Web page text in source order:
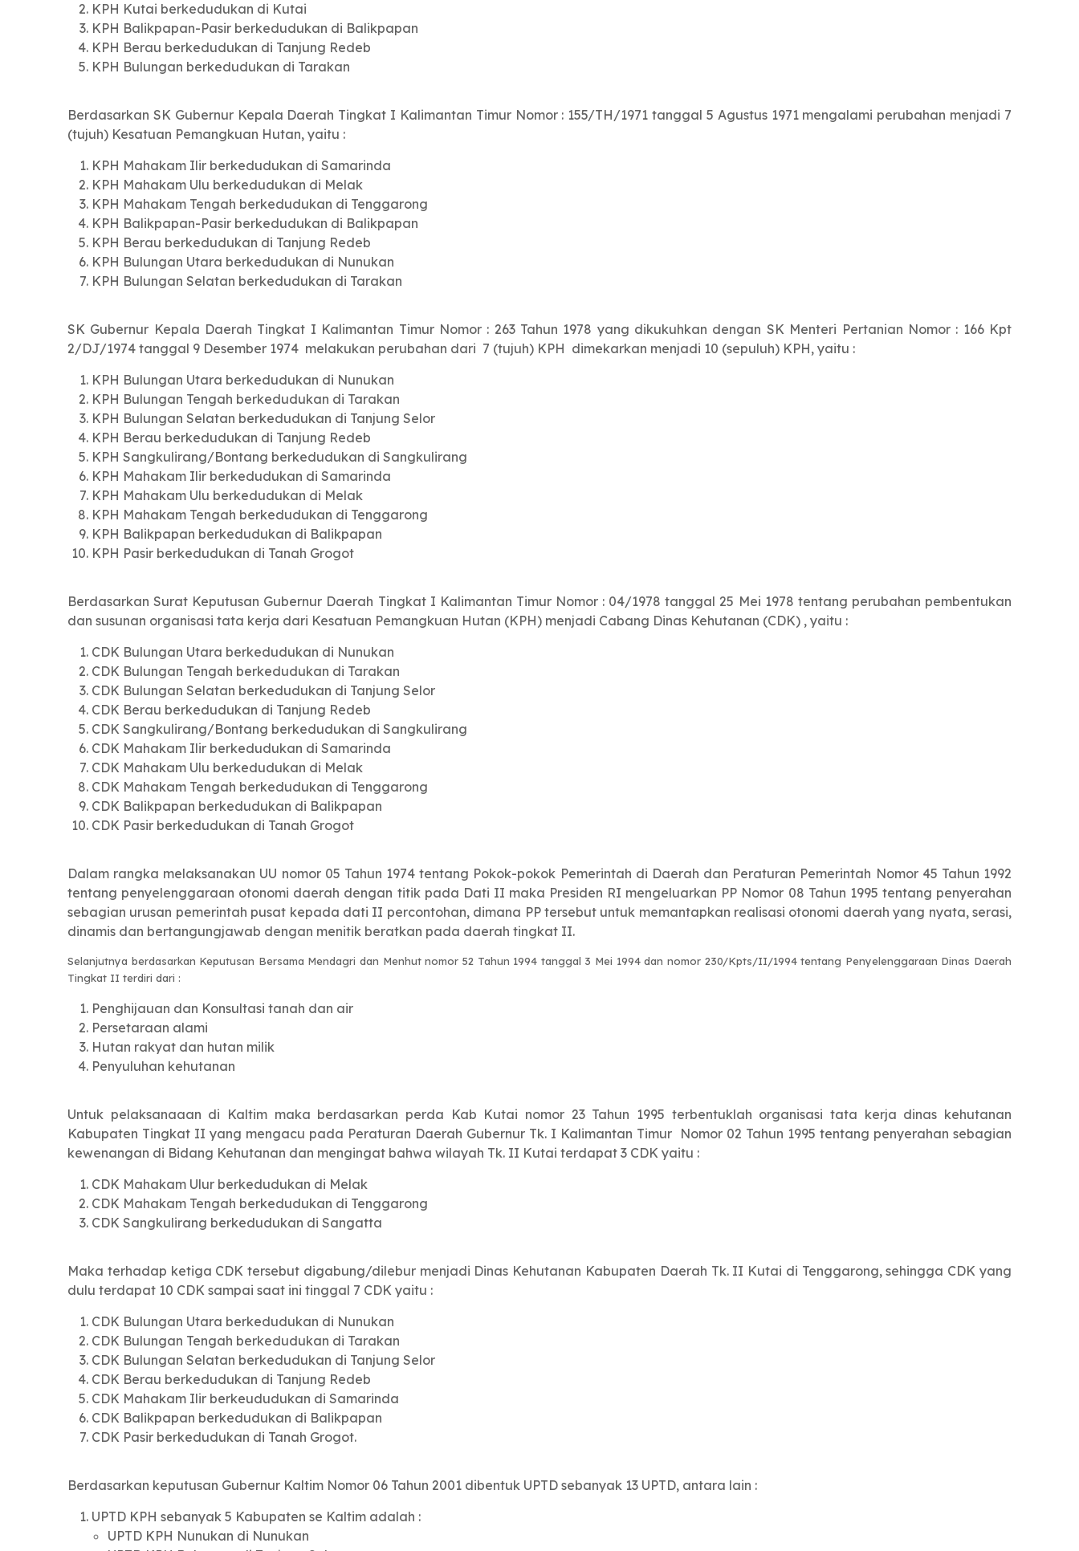
KPH Kutai berkedudukan di Kutai
KPH Balikpapan-Pasir berkedudukan di Balikpapan
KPH Berau berkedudukan di Tanjung Redeb
KPH Bulungan berkedudukan di Tarakan
Berdasarkan SK Gubernur Kepala Daerah Tingkat I Kalimantan Timur Nomor : 155/TH/1971 tanggal 5 Agustus 1971 mengalami perubahan menjadi 7
(tujuh) Kesatuan Pemangkuan Hutan, yaitu :
KPH Mahakam Ilir berkedudukan di Samarinda
KPH Mahakam Ulu berkedudukan di Melak
KPH Mahakam Tengah berkedudukan di Tenggarong
KPH Balikpapan-Pasir berkedudukan di Balikpapan
KPH Berau berkedudukan di Tanjung Redeb
KPH Bulungan Utara berkedudukan di Nunukan
KPH Bulungan Selatan berkedudukan di Tarakan
SK Gubernur Kepala Daerah Tingkat I Kalimantan Timur Nomor : 263 Tahun 1978 yang dikukuhkan dengan SK Menteri Pertanian Nomor : 166 Kpt
2/DJ/1974 tanggal 9 Desember 1974 melakukan perubahan dari 7 (tujuh) KPH dimekarkan menjadi 10 (sepuluh) KPH, yaitu :
KPH Bulungan Utara berkedudukan di Nunukan
KPH Bulungan Tengah berkedudukan di Tarakan
KPH Bulungan Selatan berkedudukan di Tanjung Selor
KPH Berau berkedudukan di Tanjung Redeb
KPH Sangkulirang/Bontang berkedudukan di Sangkulirang
KPH Mahakam Ilir berkedudukan di Samarinda
KPH Mahakam Ulu berkedudukan di Melak
KPH Mahakam Tengah berkedudukan di Tenggarong
KPH Balikpapan berkedudukan di Balikpapan
KPH Pasir berkedudukan di Tanah Grogot
Berdasarkan Surat Keputusan Gubernur Daerah Tingkat I Kalimantan Timur Nomor : 04/1978 tanggal 25 Mei 1978 tentang perubahan pembentukan
dan susunan organisasi tata kerja dari Kesatuan Pemangkuan Hutan (KPH) menjadi Cabang Dinas Kehutanan (CDK) , yaitu :
CDK Bulungan Utara berkedudukan di Nunukan
CDK Bulungan Tengah berkedudukan di Tarakan
CDK Bulungan Selatan berkedudukan di Tanjung Selor
CDK Berau berkedudukan di Tanjung Redeb
CDK Sangkulirang/Bontang berkedudukan di Sangkulirang
CDK Mahakam Ilir berkedudukan di Samarinda
CDK Mahakam Ulu berkedudukan di Melak
CDK Mahakam Tengah berkedudukan di Tenggarong
CDK Balikpapan berkedudukan di Balikpapan
CDK Pasir berkedudukan di Tanah Grogot
Dalam rangka melaksanakan UU nomor 05 Tahun 1974 tentang Pokok-pokok Pemerintah di Daerah dan Peraturan Pemerintah Nomor 45 Tahun 1992
tentang penyelenggaraan otonomi daerah dengan titik pada Dati II maka Presiden RI mengeluarkan PP Nomor 08 Tahun 1995 tentang penyerahan
sebagian urusan pemerintah pusat kepada dati II percontohan, dimana PP tersebut untuk memantapkan realisasi otonomi daerah yang nyata, serasi,
dinamis dan bertangungjawab dengan menitik beratkan pada daerah tingkat II.
Selanjutnya berdasarkan Keputusan Bersama Mendagri dan Menhut nomor 52 Tahun 1994 tanggal 3 Mei 1994 dan nomor 230/Kpts/II/1994 tentang Penyelenggaraan Dinas Daerah
Tingkat II terdiri dari :
Penghijauan dan Konsultasi tanah dan air
Persetaraan alami
Hutan rakyat dan hutan milik
Penyuluhan kehutanan
Untuk pelaksanaaan di Kaltim maka berdasarkan perda Kab Kutai nomor 23 Tahun 1995 terbentuklah organisasi tata kerja dinas kehutanan
Kabupaten Tingkat II yang mengacu pada Peraturan Daerah Gubernur Tk. I Kalimantan Timur Nomor 02 Tahun 1995 tentang penyerahan sebagian
kewenangan di Bidang Kehutanan dan mengingat bahwa wilayah Tk. II Kutai terdapat 3 CDK yaitu :
CDK Mahakam Ulur berkedudukan di Melak
CDK Mahakam Tengah berkedudukan di Tenggarong
CDK Sangkulirang berkedudukan di Sangatta
Maka terhadap ketiga CDK tersebut digabung/dilebur menjadi Dinas Kehutanan Kabupaten Daerah Tk. II Kutai di Tenggarong, sehingga CDK yang
dulu terdapat 10 CDK sampai saat ini tinggal 7 CDK yaitu :
CDK Bulungan Utara berkedudukan di Nunukan
CDK Bulungan Tengah berkedudukan di Tarakan
CDK Bulungan Selatan berkedudukan di Tanjung Selor
CDK Berau berkedudukan di Tanjung Redeb
CDK Mahakam Ilir berkeududukan di Samarinda
CDK Balikpapan berkedudukan di Balikpapan
CDK Pasir berkedudukan di Tanah Grogot.
Berdasarkan keputusan Gubernur Kaltim Nomor 06 Tahun 2001 dibentuk UPTD sebanyak 13 UPTD, antara lain :
UPTD KPH sebanyak 5 Kabupaten se Kaltim adalah :
UPTD KPH Nunukan di Nunukan